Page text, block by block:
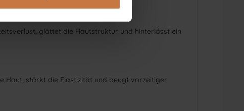
glättet die Hautstruktur und hinterlässt ein
Haut, stärkt die Elastizität und beugt vorzeitiger